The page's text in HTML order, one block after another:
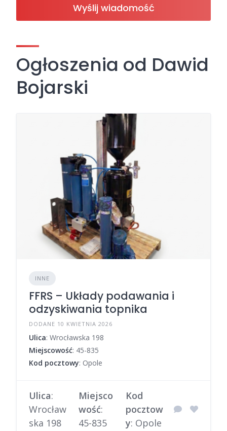
Wyślij wiadomość
Ogłoszenia od Dawid
Bojarski
INNE
FFRS – Układy podawania i
odzyskiwania topnika
DODANE 10 KWIETNIA 2026
Ulica: Wrocławska 198
Miejscowość: 45-835
Kod pocztowy: Opole
Ulica:
Wrocław
ska 198
Miejsco
wość:
45-835
Kod
pocztow
y: Opole